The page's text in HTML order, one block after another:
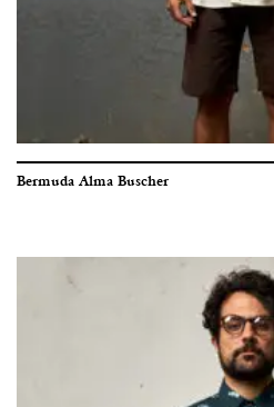
Bermuda Alma Buscher